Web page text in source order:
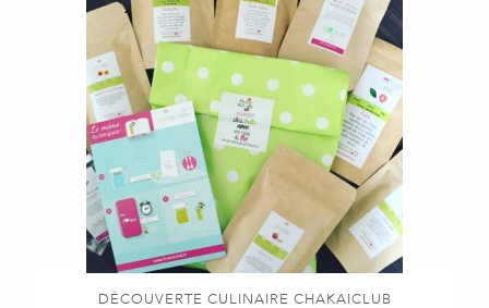
DÉCOUVERTE CULINAIRE CHAKAICLUB